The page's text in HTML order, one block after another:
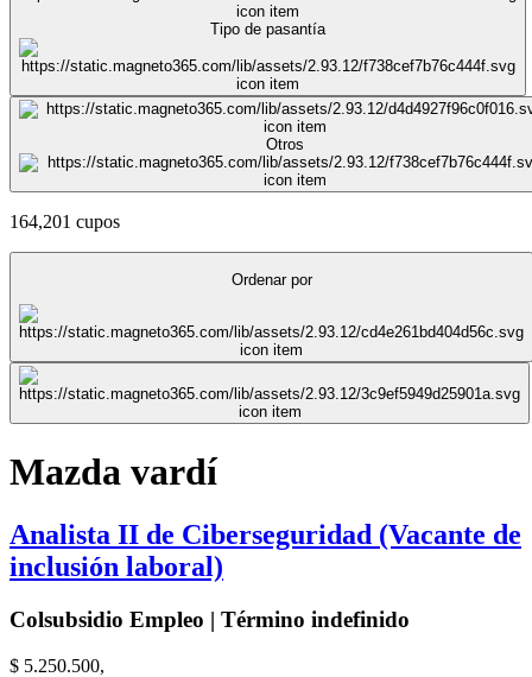
Tipo de pasantía
Otros
164,201 cupos
Ordenar por
Mazda vardí
Analista II de Ciberseguridad (Vacante de
inclusión laboral)
Colsubsidio Empleo | Término indefinido
$ 5.250.500,